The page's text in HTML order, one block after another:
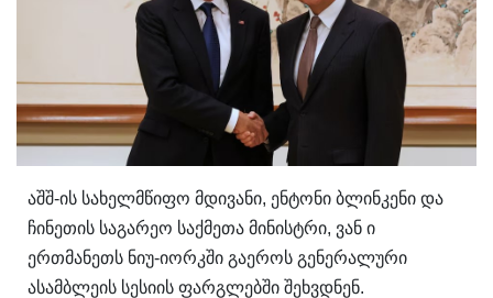
აშშ-ის სახელმწიფო მდივანი, ენტონი ბლინკენი და
ჩინეთის საგარეო საქმეთა მინისტრი, ვან ი
ერთმანეთს ნიუ-იორკში გაეროს გენერალური
ასამბლეის სესიის ფარგლებში შეხვდნენ.